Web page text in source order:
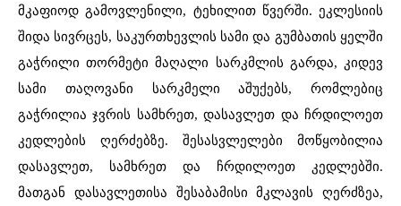
მკაფიოდ გამოვლენილი, ტეხილით წვერში. ეკლესიის
შიდა სივრცეს, საკურთხევლის სამი და გუმბათის ყელში
გაჭრილი თორმეტი მაღალი სარკმლის გარდა, კიდევ
სამი თაღოვანი სარკმელი აშუქებს, რომლებიც
გაჭრილია ჯვრის სამხრეთ, დასავლეთ და ჩრდილოეთ
კედლების ღერძებზე. შესასვლელები მოწყობილია
დასავლეთ, სამხრეთ და ჩრდილოეთ კედლებში.
მათგან დასავლეთისა შესაბამისი მკლავის ღერძზეა,